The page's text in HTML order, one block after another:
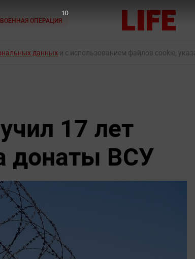
ОПЕРАЦИЯ
данных и с использованием файлов cookie,
17 лет
донаты ВСУ
9